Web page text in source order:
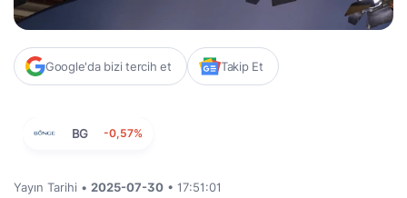
Google'da bizi tercih et Takip Et
BG -0,57%
Yayın Tarihi • 2025-07-30 • 17:51:01